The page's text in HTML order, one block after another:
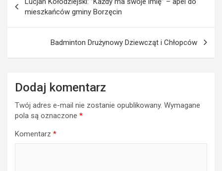
wpisu
mieszkańców gminy Borzęcin
Badminton Drużynowy Dziewcząt i Chłopców
Dodaj komentarz
Twój adres e-mail nie zostanie opublikowany. Wymagane
pola są oznaczone *
Komentarz *